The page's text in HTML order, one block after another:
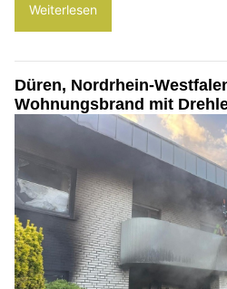
Weiterlesen
Düren, Nordrhein-
Wohnungsbrand mit